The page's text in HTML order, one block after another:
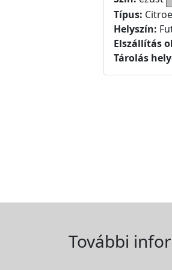
Típus:
Helyszín:
Elszállítás
Tárolás
További